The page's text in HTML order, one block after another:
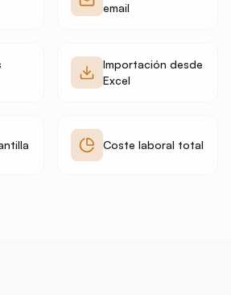
email
Importación desde
Excel
Coste laboral total